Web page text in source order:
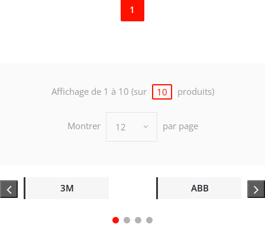
1
Affichage de 1 à 10 (sur 10 produits)
Montrer 12 par page
3M ABB